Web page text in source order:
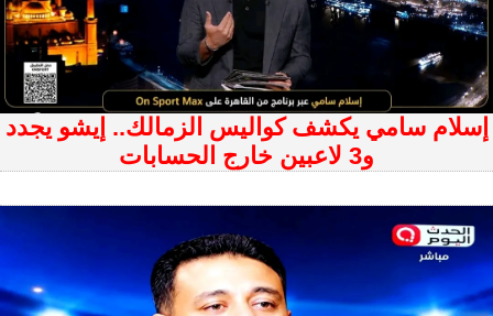
إسلام سامي يكشف كواليس الزمالك.. إيشو يجدد
و3 لاعبين خارج الحسابات